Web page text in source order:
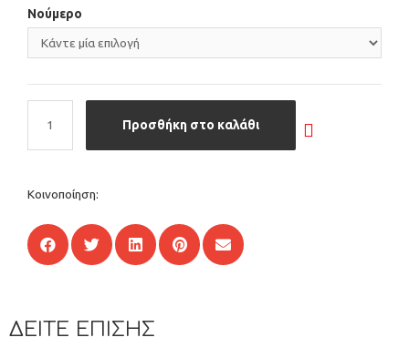
Νούμερο
Προσθήκη στο καλάθι
Κοινοποίηση:
ΔΕΙΤΕ ΕΠΙΣΗΣ